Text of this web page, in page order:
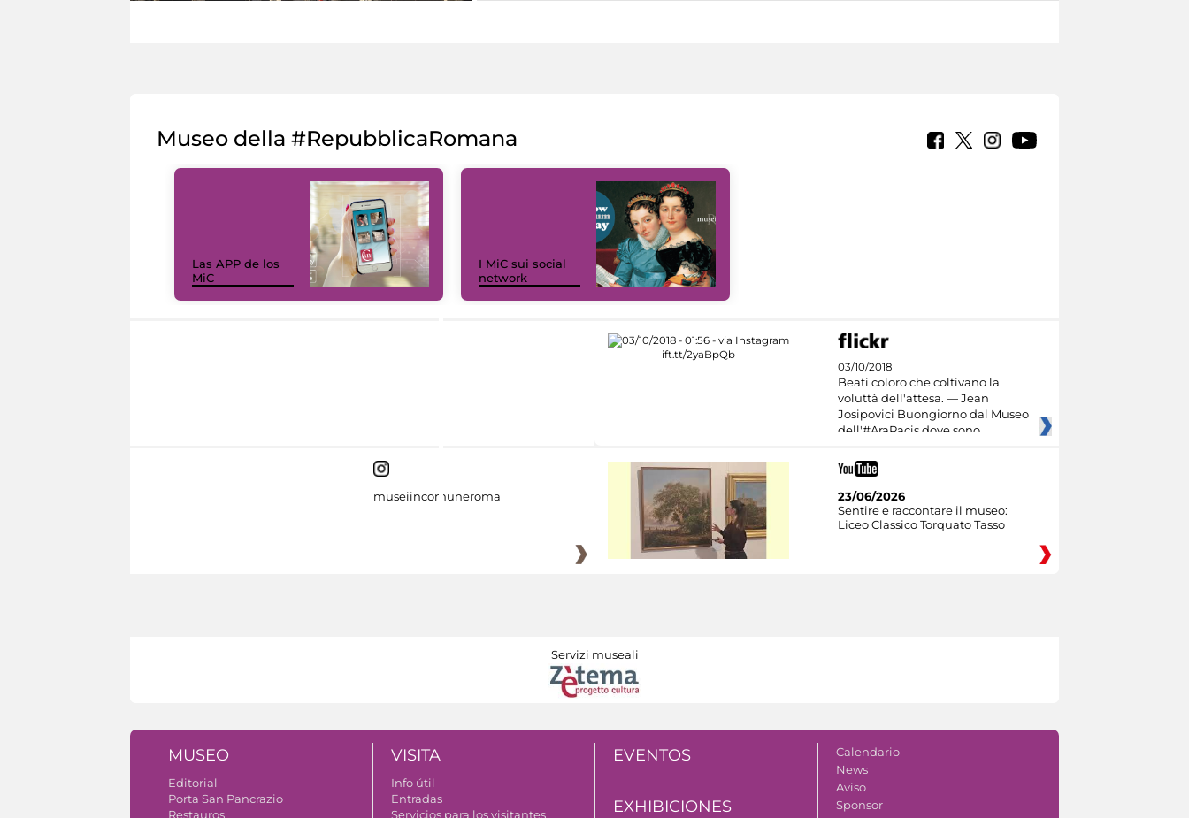
Museo della #RepubblicaRomana
Las APP de los
MiC
I MiC sui social
network
03/10/2018
Beati coloro che coltivano la
voluttà dell'attesa. — Jean
Josipovici Buongiorno dal Museo
dell'#AraPacis dove sono
museiincomuneroma
23/06/2026
Sentire e raccontare il museo:
Liceo Classico Torquato Tasso
Servizi museali
MUSEO
Editorial
Porta San Pancrazio
Restauros
VISITA
Info útil
Entradas
Servicios para los visitantes
EVENTOS
EXHIBICIONES
Calendario
News
Aviso
Sponsor